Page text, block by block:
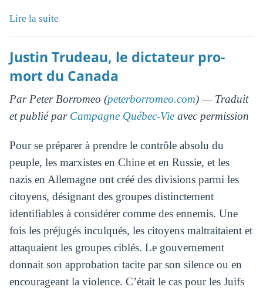
Lire la suite
Justin Trudeau, le dictateur pro-
mort du Canada
Par Peter Borromeo (peterborromeo.com) — Traduit
et publié par Campagne Québec-Vieavec permission
Pour se préparer à prendre le contrôle absolu du
peuple, les marxistes en Chine et en Russie, et les
nazis en Allemagne ont créé des divisions parmi les
citoyens, désignant des groupes distinctement
identifiables à considérer comme des ennemis. Une
fois les préjugés inculqués, les citoyens maltraitaient et
attaquaient les groupes ciblés. Le gouvernement
donnait son approbation tacite par son silence ou en
encourageant la violence. C’était le cas pour les Juifs